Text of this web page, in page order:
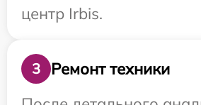
центр Irbis.
3
Ремонт техники